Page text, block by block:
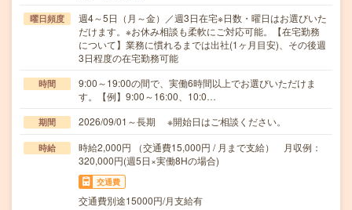
曜日頻度
週4～5日（月～金）／週3日在宅※日数・曜日はお選びいた
だけます。※お休み相談も柔軟にご対応可能。【在宅勤務
について】業務に慣れるまでは出社(1ヶ月目安)、その後週
3日程度の在宅勤務可能
時間
9:00～19:00の間で、実働6時間以上でお選びいただけま
す。【例】9:00～16:00、10:0…
期間 2026/09/01～長期 ※開始日はご相談ください。
時給
時給2,000円 （交通費15,000円 / 月まで支給） 月収例：
320,000円(週5日×実働8Hの場合)
交通費
交通費別途15000円/月支給有